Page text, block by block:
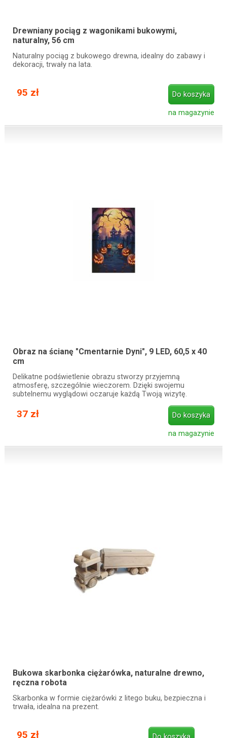
Drewniany pociąg z wagonikami bukowymi,
naturalny, 56 cm
Naturalny pociąg z bukowego drewna, idealny do zabawy i
dekoracji, trwały na lata.
95 zł Do koszyka
na magazynie
Obraz na ścianę "Cmentarnie Dyni", 9 LED, 60,5 x 40
cm
Delikatne podświetlenie obrazu stworzy przyjemną
atmosferę, szczególnie wieczorem. Dzięki swojemu
subtelnemu wyglądowi oczaruje każdą Twoją wizytę.
37 zł Do koszyka
na magazynie
Bukowa skarbonka ciężarówka, naturalne drewno,
ręczna robota
Skarbonka w formie ciężarówki z litego buku, bezpieczna i
trwała, idealna na prezent.
95 zł